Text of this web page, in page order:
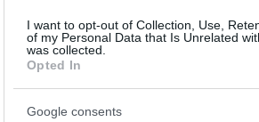
I want to opt-out of Collection, Use,
of my Personal Data that Is Unrelated
was collected.
Opted In
Google consents
των δυο αστέρων στην ομάδα.
τωνΝετς,Νάγκετς,Κλίπερς,
ριμπάουντ) ήταν ξεκάθαρος,